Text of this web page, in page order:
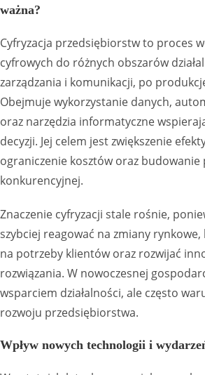
ważna?
Cyfryzacja przedsiębiorstw to proces
cyfrowych do różnych obszarów
zarządzania i komunikacji, po
Obejmuje wykorzystanie danych,
oraz narzędzia informatyczne
decyzji. Jej celem jest zwiększenie
ograniczenie kosztów oraz budowanie
konkurencyjnej.
Znaczenie cyfryzacji stale rośnie,
szybciej reagować na zmiany
na potrzeby klientów oraz rozwijać
rozwiązania. W nowoczesnej
wsparciem działalności, ale często
rozwoju przedsiębiorstwa.
Wpływ nowych technologii i